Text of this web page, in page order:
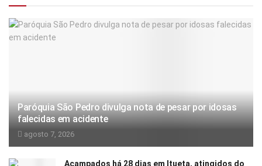
Paróquia São Pedro divulga nota de pesar por idosas
falecidas em acidente
agosto 7, 2026
Acampados há 28 dias em Itueta, atingidos do